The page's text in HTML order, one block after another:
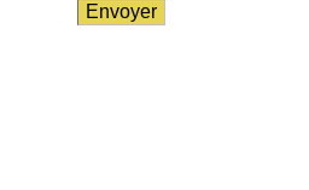
Envoyer